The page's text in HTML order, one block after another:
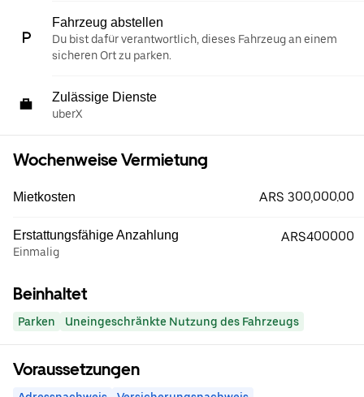
Fahrzeug abstellen
Du bist dafür verantwortlich, dieses Fahrzeug an einem
sicheren Ort zu parken.
Zulässige Dienste
uberX
Wochenweise Vermietung
Mietkosten ARS 300,000.00
Erstattungsfähige Anzahlung
Einmalig
ARS400000
Beinhaltet
Parken Uneingeschränkte Nutzung des Fahrzeugs
Voraussetzungen